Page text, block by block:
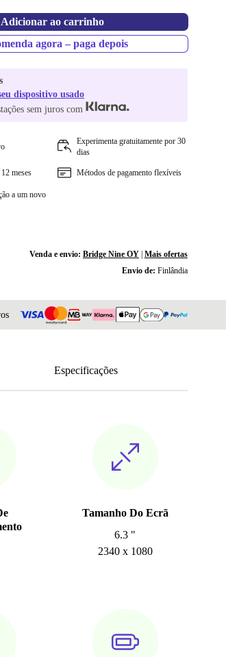
Adicionar ao carrinho
agora – paga depois
dispositivo usado
sem juros com
Experimenta gratuitamente por 30
dias
meses Métodos de pagamento flexíveis
a um novo
Venda e envio: Bridge Nine OY| Mais ofertas
Envio de: Finlândia
Especificações
Tamanho Do Ecrã
6.3 "
2340 x 1080